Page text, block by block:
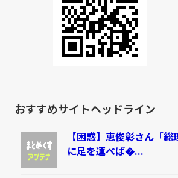
おすすめサイトヘッドライン
【困惑】恵俊彰さん「
に足を運べば�...